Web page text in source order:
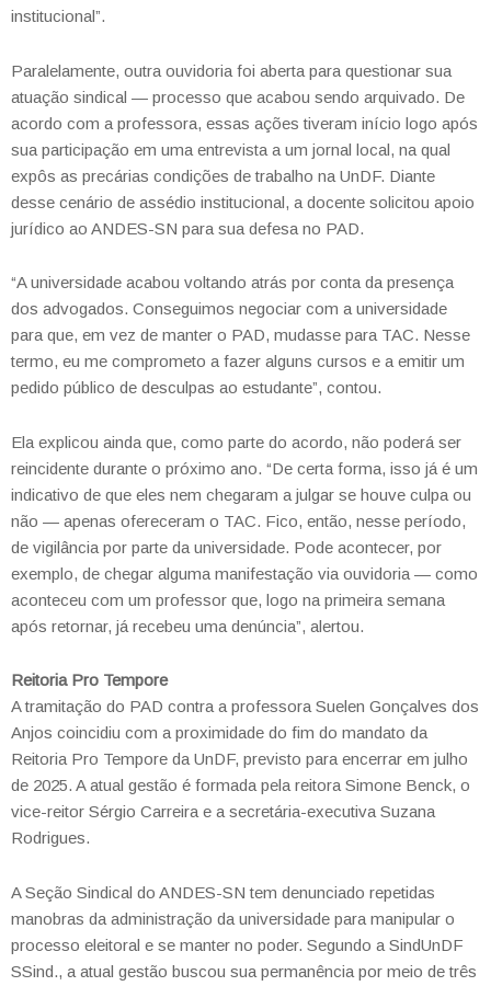
institucional”.
Paralelamente, outra ouvidoria foi aberta para questionar sua
atuação sindical — processo que acabou sendo arquivado. De
acordo com a professora, essas ações tiveram início logo após
sua participação em uma entrevista a um jornal local, na qual
expôs as precárias condições de trabalho na UnDF. Diante
desse cenário de assédio institucional, a docente solicitou apoio
jurídico ao ANDES-SN para sua defesa no PAD.
“A universidade acabou voltando atrás por conta da presença
dos advogados. Conseguimos negociar com a universidade
para que, em vez de manter o PAD, mudasse para TAC. Nesse
termo, eu me comprometo a fazer alguns cursos e a emitir um
pedido público de desculpas ao estudante”, contou.
Ela explicou ainda que, como parte do acordo, não poderá ser
reincidente durante o próximo ano. “De certa forma, isso já é um
indicativo de que eles nem chegaram a julgar se houve culpa ou
não — apenas ofereceram o TAC. Fico, então, nesse período,
de vigilância por parte da universidade. Pode acontecer, por
exemplo, de chegar alguma manifestação via ouvidoria — como
aconteceu com um professor que, logo na primeira semana
após retornar, já recebeu uma denúncia”, alertou.
Reitoria Pro Tempore
A tramitação do PAD contra a professora Suelen Gonçalves dos
Anjos coincidiu com a proximidade do fim do mandato da
Reitoria Pro Tempore da UnDF, previsto para encerrar em julho
de 2025. A atual gestão é formada pela reitora Simone Benck, o
vice-reitor Sérgio Carreira e a secretária-executiva Suzana
Rodrigues.
A Seção Sindical do ANDES-SN tem denunciado repetidas
manobras da administração da universidade para manipular o
processo eleitoral e se manter no poder. Segundo a SindUnDF
SSind., a atual gestão buscou sua permanência por meio de três